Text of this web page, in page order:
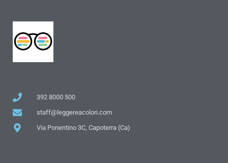
392 8000 500
staff@leggereacolori.com
Via Ponentino 3C, Capoterra (Ca)